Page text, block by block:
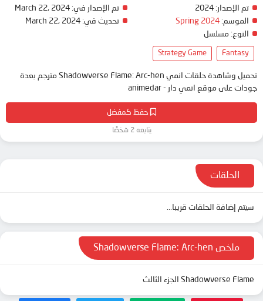
حفظ كمفضل
يتابعه 2 شخصًا
تم الإصدار:
الموسم: Spring 2024
النوع: مسلسل
تم الإصدار في: March 22, 2024
تحديث في: March 22, 2024
Fantasy
Strategy Game
تحميل وشاهدة حلقات انمي Shadowverse Flame: Arc-hen مترجم بعدة
جودات على موقع انمي دار - animedar
الحلقات
سيتم إضافة الحلقات قريبا...
ملخص Shadowverse Flame: Arc-hen
Shadowverse Flame الجزء الثالث